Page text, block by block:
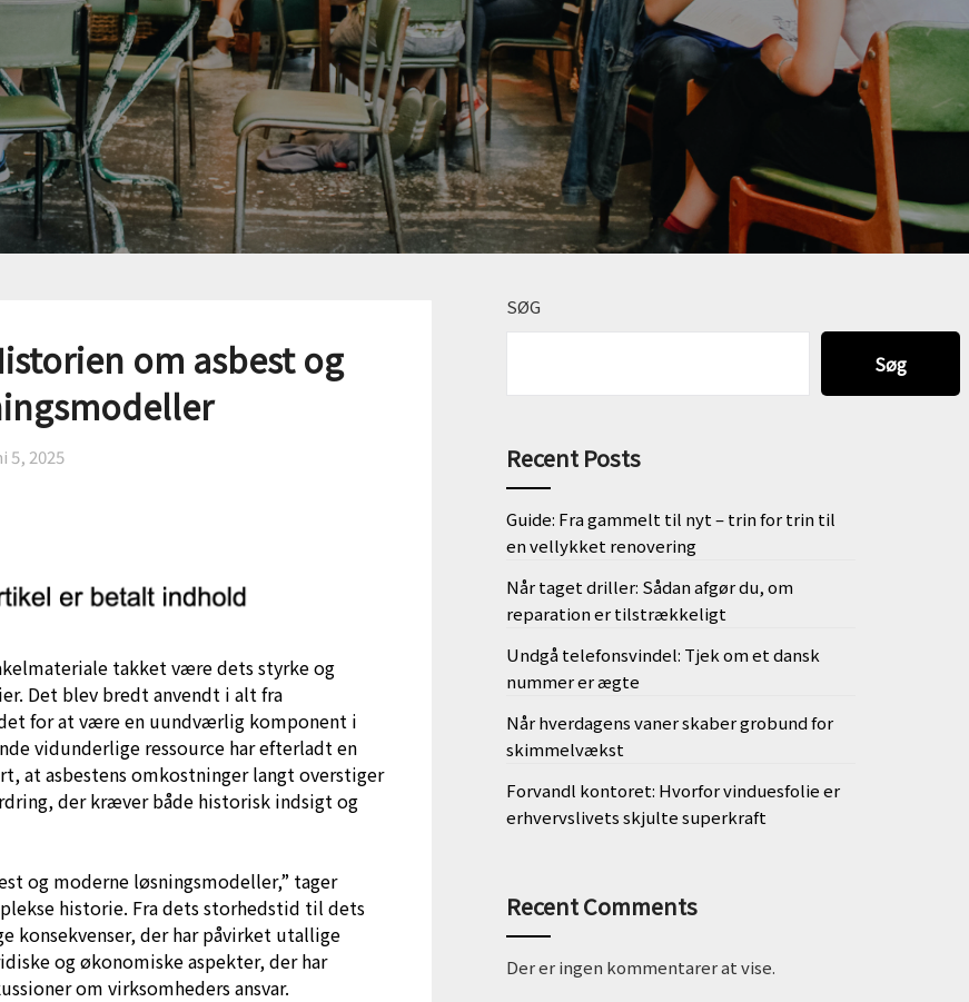
om asbest og
5, 2025
takket være dets styrke og
Det blev bredt anvendt i alt fra
for at være en uundværlig komponent i
vidunderlige ressource har efterladt en
at asbestens omkostninger langt overstiger
der kræver både historisk indsigt og
og moderne løsningsmodeller,” tager
historie. Fra dets storhedstid til dets
konsekvenser, der har påvirket utallige
og økonomiske aspekter, der har
om virksomheders ansvar.
SØG
Søg
Recent Posts
Guide: Fra gammelt til nyt – trin for trin til
en vellykket renovering
Når taget driller: Sådan afgør du, om
reparation er tilstrækkeligt
Undgå telefonsvindel: Tjek om et dansk
nummer er ægte
Når hverdagens vaner skaber grobund for
skimmelvækst
Forvandl kontoret: Hvorfor vinduesfolie er
erhvervslivets skjulte superkraft
Recent Comments
Der er ingen kommentarer at vise.